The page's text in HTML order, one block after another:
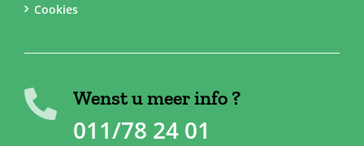
Cookies
Wenst u meer info ?
011/78 24 01